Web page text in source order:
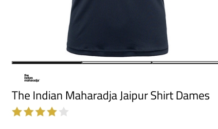
The Indian Maharadja Jaipur Shirt Dames